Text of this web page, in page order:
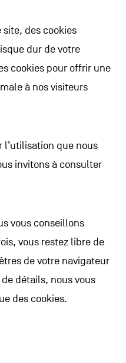
site, des cookies
dur de votre
cookies pour offrir une
à nos visiteurs
l’utilisation que nous
invitons à consulter
vous conseillons
vous restez libre de
de votre navigateur
détails, nous vous
des cookies.